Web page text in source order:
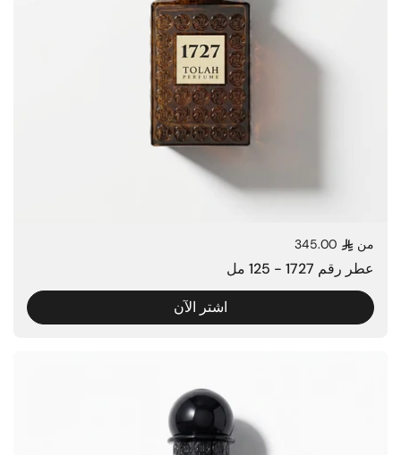
السعر العادي
من
عطر رقم 1727 - 125 مل
اشتر الآن